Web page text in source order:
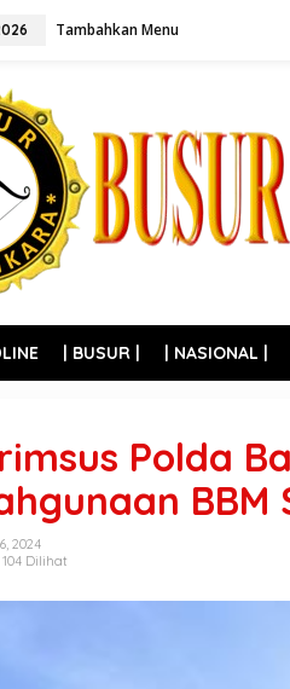
Tambahkan Menu
| BUSUR | | NASIONAL |
Polda
2024
104 Dilihat